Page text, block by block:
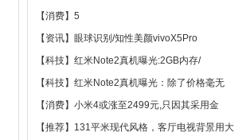
【消费】 5
【资讯】 眼球识别/知性美颜vivoX5Pro
【科技】 红米Note2真机曝光:2GB内存/
【科技】 红米Note2真机曝光：除了价格毫无
【消费】 小米4或涨至2499元,只因其采用金
【推荐】 131平米现代风格，客厅电视背景用大